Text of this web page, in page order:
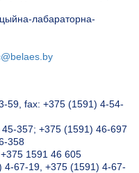
лабараторна-
59, fax: +375 (1591) 4-54-
357; +375 (1591) 46-697
358
1591 46 605
4-67-19, +375 (1591) 4-67-